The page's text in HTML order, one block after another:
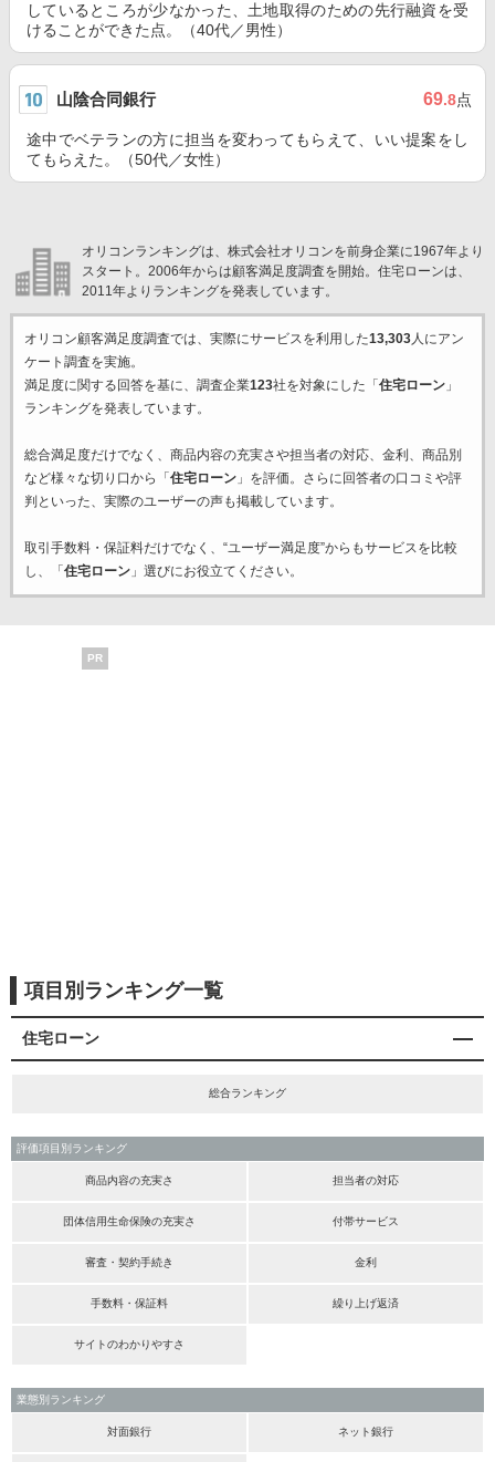
しているところが少なかった、土地取得のための先行融資を受
けることができた点。（40代／男性）
山陰合同銀行 69.8点
途中でベテランの方に担当を変わってもらえて、いい提案をし
てもらえた。（50代／女性）
オリコンランキングは、株式会社オリコンを前身企業に1967年より
スタート。2006年からは顧客満足度調査を開始。住宅ローンは、
2011年よりランキングを発表しています。
オリコン顧客満足度調査では、実際にサービスを利用した13,303人にアン
ケート調査を実施。
満足度に関する回答を基に、調査企業123社を対象にした「 住宅ローン」
ランキングを発表しています。
総合満足度だけでなく、商品内容の充実さや担当者の対応、金利、商品別
など様々な切り口から「 住宅ローン」を評価。さらに回答者の口コミや評
判といった、実際のユーザーの声も掲載しています。
取引手数料・保証料だけでなく、“ユーザー満足度”からもサービスを比較
し、「 住宅ローン」選びにお役立てください。
PR
項目別ランキング一覧
住宅ローン
総合ランキング
評価項目別ランキング
商品内容の充実さ 担当者の対応
団体信用生命保険の充実さ 付帯サービス
審査・契約手続き 金利
手数料・保証料 繰り上げ返済
サイトのわかりやすさ
業態別ランキング
対面銀行 ネット銀行